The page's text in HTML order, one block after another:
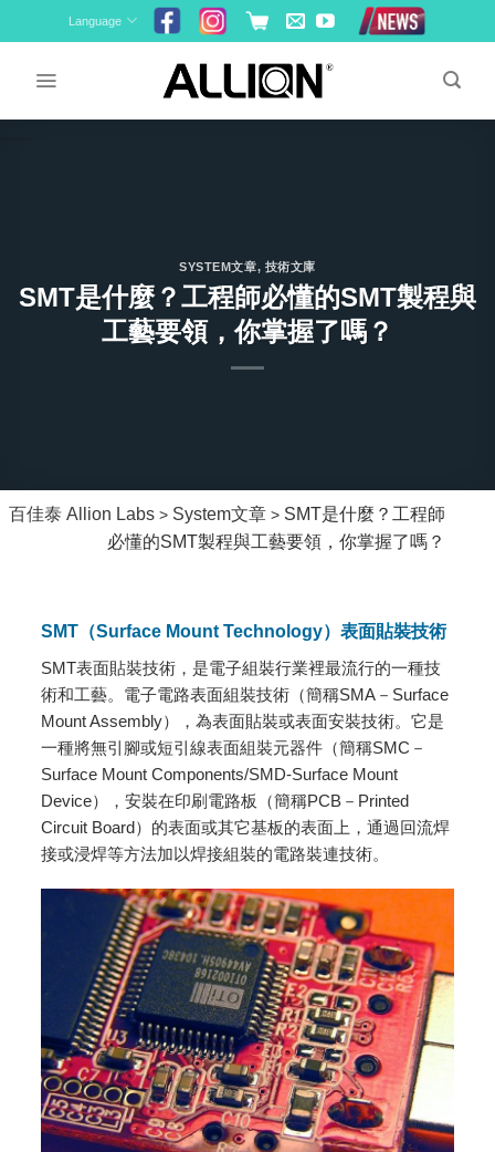
to
Language
SYSTEM文章, 技術文庫
SMT是什麼？工程師必懂的SMT製程與
工藝要領，你掌握了嗎？
百佳泰 Allion Labs > System文章 > SMT是什麼？工程師
必懂的SMT製程與工藝要領，你掌握了嗎？
SMT（Surface Mount Technology）表面貼裝技術
SMT表面貼裝技術，是電子組裝行業裡最流行的一種技
術和工藝。電子電路表面組裝技術（簡稱SMA－Surface
Mount Assembly），為表面貼裝或表面安裝技術。它是
一種將無引腳或短引線表面組裝元器件（簡稱SMC－
Surface Mount Components/SMD-Surface Mount
Device），安裝在印刷電路板（簡稱PCB－Printed
Circuit Board）的表面或其它基板的表面上，通過回流焊
接或浸焊等方法加以焊接組裝的電路裝連技術。